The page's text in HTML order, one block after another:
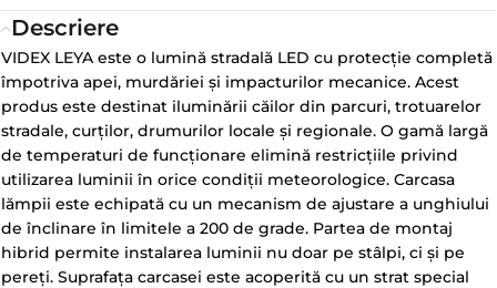
Descriere
VIDEX LEYA este o lumină stradală LED cu protecție completă
împotriva apei, murdăriei și impacturilor mecanice. Acest
produs este destinat iluminării căilor din parcuri, trotuarelor
stradale, curților, drumurilor locale și regionale. O gamă largă
de temperaturi de funcționare elimină restricțiile privind
utilizarea luminii în orice condiții meteorologice. Carcasa
lămpii este echipată cu un mecanism de ajustare a unghiului
de înclinare în limitele a 200 de grade. Partea de montaj
hibrid permite instalarea luminii nu doar pe stâlpi, ci și pe
pereți. Suprafața carcasei este acoperită cu un strat special